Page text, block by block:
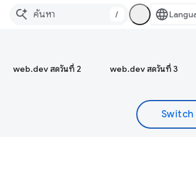
/
web.dev สดวันที่ 2 web.dev สดวันที่ 3